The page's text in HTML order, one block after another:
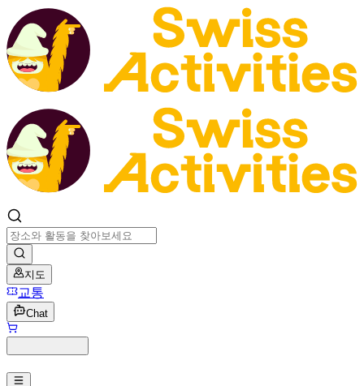
지도
교통
Chat